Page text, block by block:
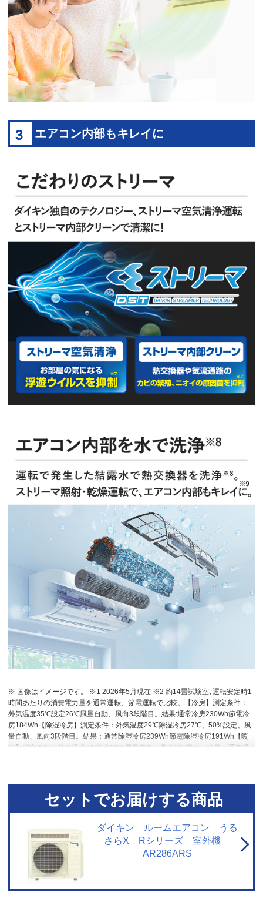
3 エアコン内部もキレイに
※ 画像はイメージです。 ※1 2026年5月現在 ※2 約14畳試験室､運転安定時1
時間あたりの消費電力量を通常運転、節電運転で比較。【冷房】測定条件：
外気温度35℃設定26℃風量自動、風向3段階目。結果:通常冷房230Wh節電冷
房184Wh【除湿冷房】測定条件：外気温度29℃除湿冷房27℃、50%設定、風
量自動、風向3段階目。結果：通常除湿冷房239Wh節電除湿冷房191Wh【暖
房】測定条件：外気温度7℃設定22℃風量自動、風向3段階目。結果：通常暖
続環境、ダイキン会員サイトのユーザー登録が必要です。 ※4 約14畳試験室
において2026年AN406ARPと2025年AN405ARPの設定温度到達時間を比
較。外気温40℃、室温40℃で設定温度「適温」にてAI快適自動運転、風量自
動、風向自動設定で運転開始した設定到達までの時間。新機種47分、従来機
種57分。エアコンの前方向約3m、床面からの高さ10cm～150cmの6点で計測
した平均値。 ※5 AI快適自動・冷房・除湿冷房・除湿で風向サーキュレーシ
ョン設定時、または冷房・除湿冷房・除湿で風向自動設定時。運転条件、温
度条件により、リモコン設定の風向と異なる場合があります。 ※6 さらら除
湿（リニアハイブリッド方式）は複数の除湿方式を切換えるため、一般社団
法人 日本冷凍空調工業会による再熱除湿方式には該当しません。除湿運転中
セットでお届けする商品
ダイキン ルームエアコン うる
さらX Rシリーズ 室外機
AR286ARS